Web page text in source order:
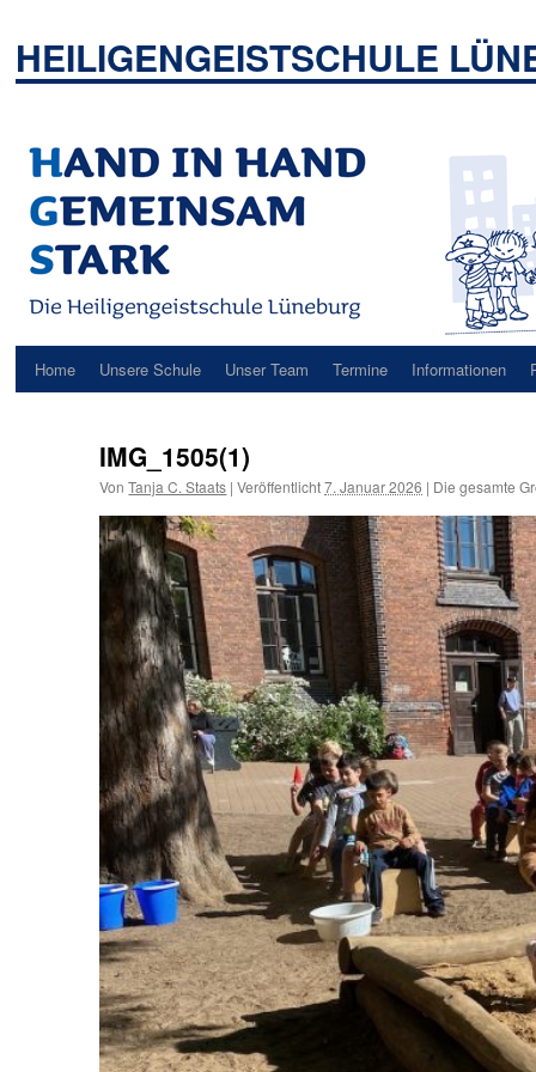
springen
HEILIGENGEISTSCHULE
Home Unsere Schule Unser Team Termine Informationen
IMG_1505(1)
Von Tanja C. Staats | Veröffentlicht 7. Januar 2026 | Die gesamte